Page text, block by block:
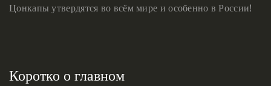
Цонкапы утвердятся во всём мире и особенно в России!
Коротко о главном